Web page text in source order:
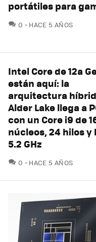
portátiles para
0 COMENTARIOS
HACE 5 AÑOS
Intel Core de 12a
están aquí: la
arquitectura
Alder Lake llega a
con un Core i9 de
núcleos, 24 hilos y
5.2 GHz
0 COMENTARIOS
HACE 5 AÑOS